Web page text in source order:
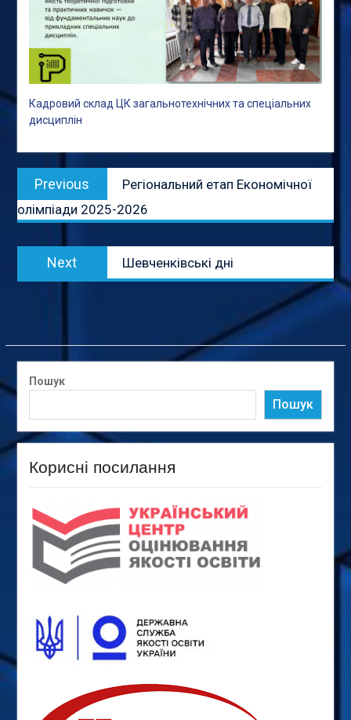
Кадровий склад ЦК загальнотехнічних та спеціальних
дисциплін
Навігація
записів
Previous
post:
Регіональний етап Економічної
олімпіади 2025-2026
Next
post:
Шевченківські дні
Пошук
Пошук
Корисні посилання